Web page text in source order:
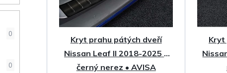
0
0
p
Kryt prahu pátých dveří
Nissan Leaf II 2018-2025 •
černý nerez • AVISA
Kryt